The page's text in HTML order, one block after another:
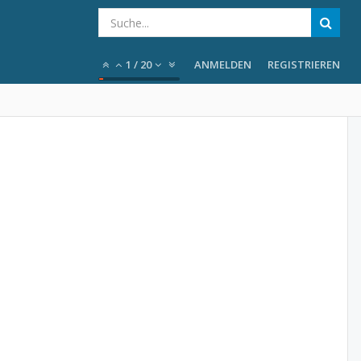
1 / 20 ANMELDEN REGISTRIEREN